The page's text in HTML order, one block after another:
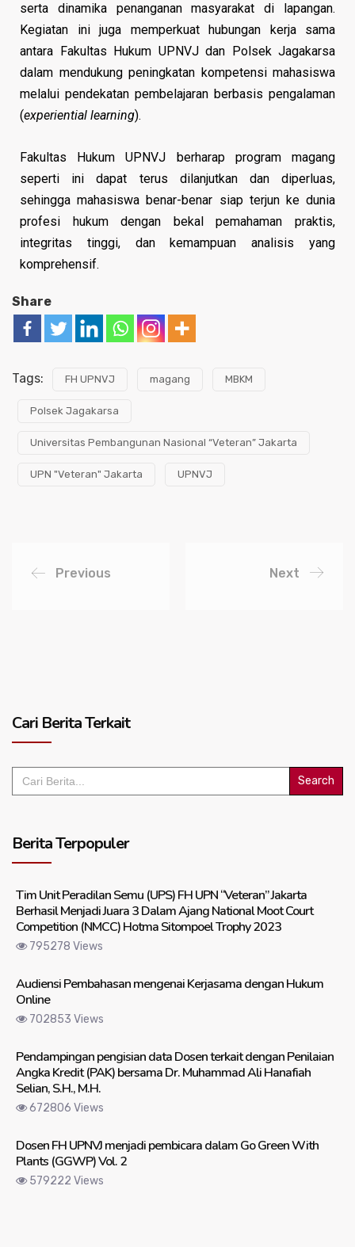
serta dinamika penanganan masyarakat di lapangan.
Kegiatan ini juga memperkuat hubungan kerja sama
antara Fakultas Hukum UPNVJ dan Polsek Jagakarsa
dalam mendukung peningkatan kompetensi mahasiswa
melalui pendekatan pembelajaran berbasis pengalaman
(experiential learning).
Fakultas Hukum UPNVJ berharap program magang
seperti ini dapat terus dilanjutkan dan diperluas,
sehingga mahasiswa benar-benar siap terjun ke dunia
profesi hukum dengan bekal pemahaman praktis,
integritas tinggi, dan kemampuan analisis yang
komprehensif.
Share
Tags: FH UPNVJ magang MBKM
Polsek Jagakarsa
Universitas Pembangunan Nasional “Veteran” Jakarta
UPN "Veteran" Jakarta UPNVJ
Previous Next
Cari Berita Terkait
Search
for:
Berita Terpopuler
Tim Unit Peradilan Semu (UPS) FH UPN “Veteran” Jakarta
Berhasil Menjadi Juara 3 Dalam Ajang National Moot Court
Competition (NMCC) Hotma Sitompoel Trophy 2023
795278 Views
Audiensi Pembahasan mengenai Kerjasama dengan Hukum
Online
702853 Views
Pendampingan pengisian data Dosen terkait dengan Penilaian
Angka Kredit (PAK) bersama Dr. Muhammad Ali Hanafiah
Selian, S.H., M.H.
672806 Views
Dosen FH UPNVJ menjadi pembicara dalam Go Green With
Plants (GGWP) Vol. 2
579222 Views